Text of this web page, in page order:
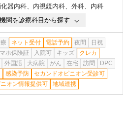
器内科、 内視鏡内科、 外科、 内科
関を診療科目から探す
ネット受付 電話予約 夜間
日祝
ホ保険証 入院可 キッズ
クレカ
外国語 大病院 がん 在宅 訪問
DPC
感染予防
セカンドオピニオン受診可
オン情報提供可
地域連携